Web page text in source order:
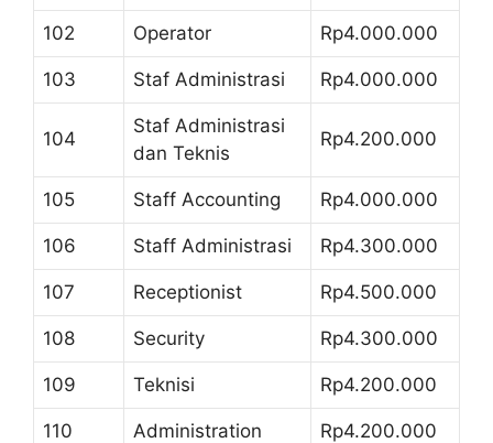
102 Operator Rp4.000.000
103 Staf Administrasi Rp4.000.000
104
Staf Administrasi
dan Teknis
Rp4.200.000
105 Staff Accounting Rp4.000.000
106 Staff Administrasi Rp4.300.000
107 Receptionist Rp4.500.000
108 Security Rp4.300.000
109 Teknisi Rp4.200.000
110 Administration Rp4.200.000